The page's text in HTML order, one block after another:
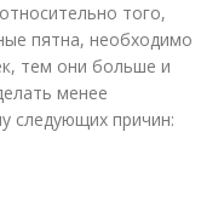
того,
пятна, необходимо
тем они больше и
менее
следующих причин: